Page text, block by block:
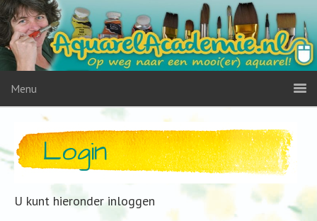
Menu
Login
U kunt hieronder inloggen